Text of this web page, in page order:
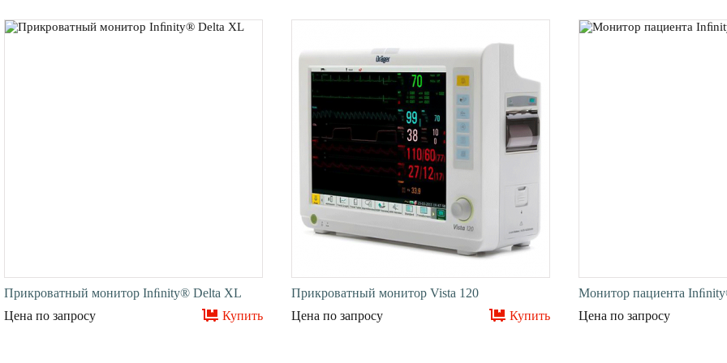
Прикроватный монитор Inﬁnity® Delta XL
Цена по запросу
Купить
Прикроватный монитор Vista 120
Цена по запросу
Купить
Монитор пациента
Цена по запросу